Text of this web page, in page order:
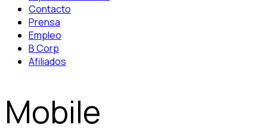
Contacto
Prensa
Empleo
B Corp
Afiliados
Mobile